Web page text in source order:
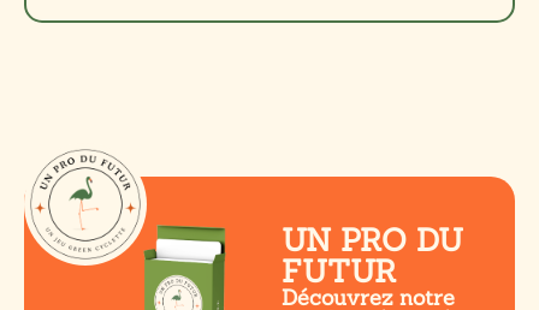
UN PRO DU
FUTUR
Découvrez notre